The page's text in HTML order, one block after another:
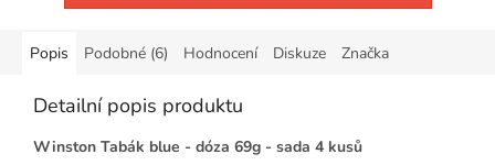
Popis Podobné (6) Hodnocení Diskuze Značka
Detailní popis produktu
Winston Tabák blue - dóza 69g - sada 4 kusů